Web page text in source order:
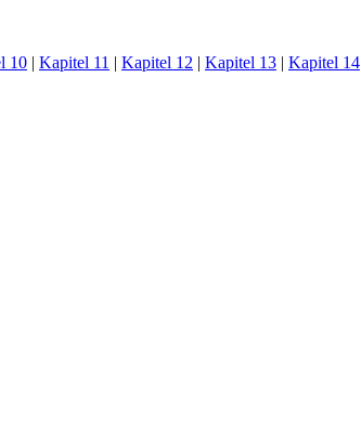
10 | Kapitel 11 | Kapitel 12 | Kapitel 13 | Kapitel 14